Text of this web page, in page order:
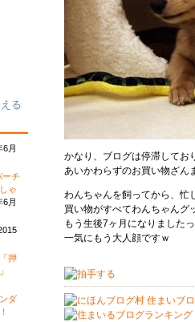
かなり、ブログは停滞してお
あいかわらずのお買い物ざん
わんちゃんを飼ってから、忙
買い物がすべてわんちゃんグ
もう生後7ヶ月になりました
一気にもう大人顔ですｗ
る
6月
ーチ
ゃ
6月
押
ダ